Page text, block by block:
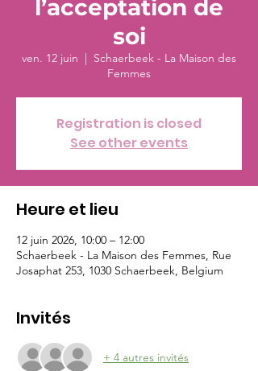
l’acceptation de
soi
ven. 12 juin
  |
Schaerbeek - La Maison des
Femmes
Registration is closed
See other events
Heure et lieu
12 juin 2026, 10:00 – 12:00
Schaerbeek - La Maison des Femmes, Rue
Josaphat 253, 1030 Schaerbeek, Belgium
Invités
+ 4 autres invités